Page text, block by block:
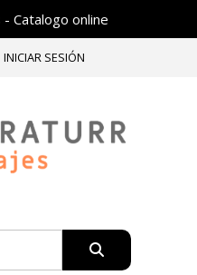
Catalogo online
INICIAR SESIÓN